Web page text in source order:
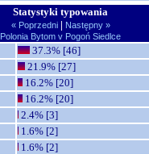
Statystyki typowania
« Poprzedni | Następny »
Polonia Bytom v Pogoń Siedlce
37.3% [46]
21.9% [27]
16.2% [20]
16.2% [20]
2.4% [3]
1.6% [2]
1.6% [2]